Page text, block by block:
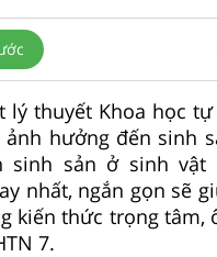
lý thuyết Khoa học
ảnh hưởng đến sinh
sinh sản ở sinh vật
nhất, ngắn gọn sẽ
kiến thức trọng tâm,
7.